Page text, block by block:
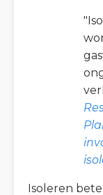
Isoleren